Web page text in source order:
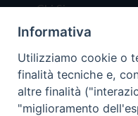
Chi Siamo
Redazione
Scrivici
Informativa
Utilizziamo cookie o
finalità tecniche e,
altre finalità
"miglioramento